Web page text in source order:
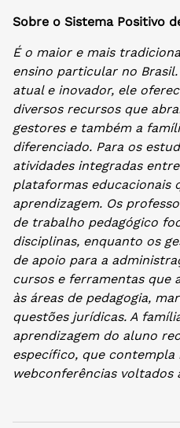
Sobre o Sistema Positivo
É o maior e mais
ensino particular no
atual e inovador, ele
diversos recursos que
gestores e também a
diferenciado. Para os
atividades integradas
plataformas educacionais
aprendizagem. Os
de trabalho pedagógico
disciplinas, enquanto os
de apoio para a
cursos e ferramentas que
às áreas de pedagogia,
questões jurídicas. A
aprendizagem do aluno
específico, que contempla
webconferências voltados